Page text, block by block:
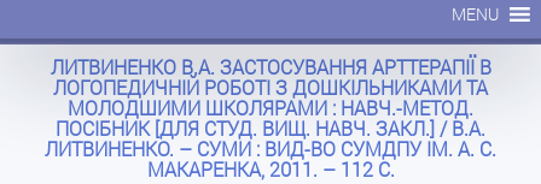
MENU
ЛИТВИНЕНКО В.А. ЗАСТОСУВАННЯ АРТТЕРАПІЇ В
ЛОГОПЕДИЧНІЙ РОБОТІ З ДОШКІЛЬНИКАМИ ТА
МОЛОДШИМИ ШКОЛЯРАМИ : НАВЧ.-МЕТОД.
ПОСІБНИК [ДЛЯ СТУД. ВИЩ. НАВЧ. ЗАКЛ.] / В.А.
ЛИТВИНЕНКО. – СУМИ : ВИД-ВО СУМДПУ ІМ. А. С.
МАКАРЕНКА, 2011. – 112 С.